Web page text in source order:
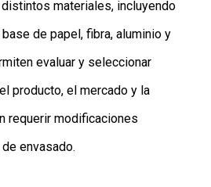
materiales, incluyendo
de papel, fibra, aluminio y
evaluar y seleccionar
producto, el mercado y la
requerir modificaciones
envasado.